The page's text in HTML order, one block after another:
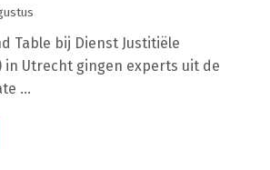
Table bij Dienst Justitiële
in Utrecht gingen experts uit de
...